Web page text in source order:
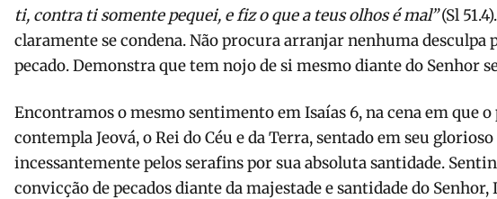
ti, contra ti somente pequei, e fiz o que a teus olhos é mal”(Sl
claramente se condena. Não procura arranjar nenhuma desculpa
pecado. Demonstra que tem nojo de si mesmo diante do Senhor
Encontramos o mesmo sentimento em Isaías 6, na cena em que
contempla Jeová, o Rei do Céu e da Terra, sentado em seu
incessantemente pelos serafins por sua absoluta santidade.
convicção de pecados diante da majestade e santidade do Senhor,